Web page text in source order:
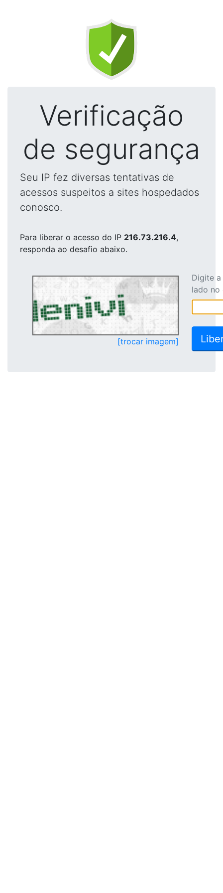
Verificação
de segurança
Seu IP fez diversas tentativas de
acessos suspeitos a sites hospedados
conosco.
Para liberar o acesso do IP 216.73.216.4,
responda ao desafio abaixo.
[trocar imagem]
Digite
lado no